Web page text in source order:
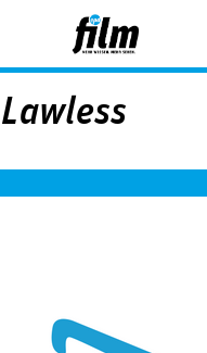
Jump to Navigation